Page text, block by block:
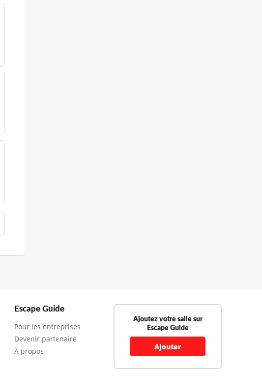
Escape Guide
Pour les entreprises
Devenir partenaire
À propos
Ajoutez votre salle sur
Escape Guide
Ajouter